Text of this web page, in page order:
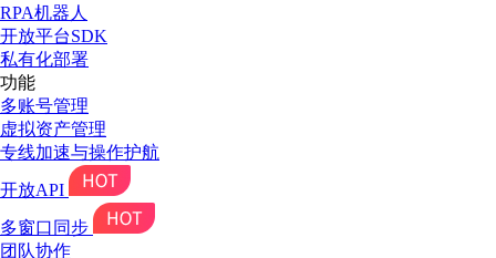
RPA机器人
开放平台SDK
私有化部署
功能
多账号管理
虚拟资产管理
专线加速与操作护航
开放API
多窗口同步
团队协作